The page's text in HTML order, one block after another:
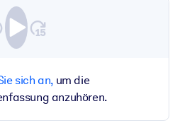
sich an,um die
anzuhören.